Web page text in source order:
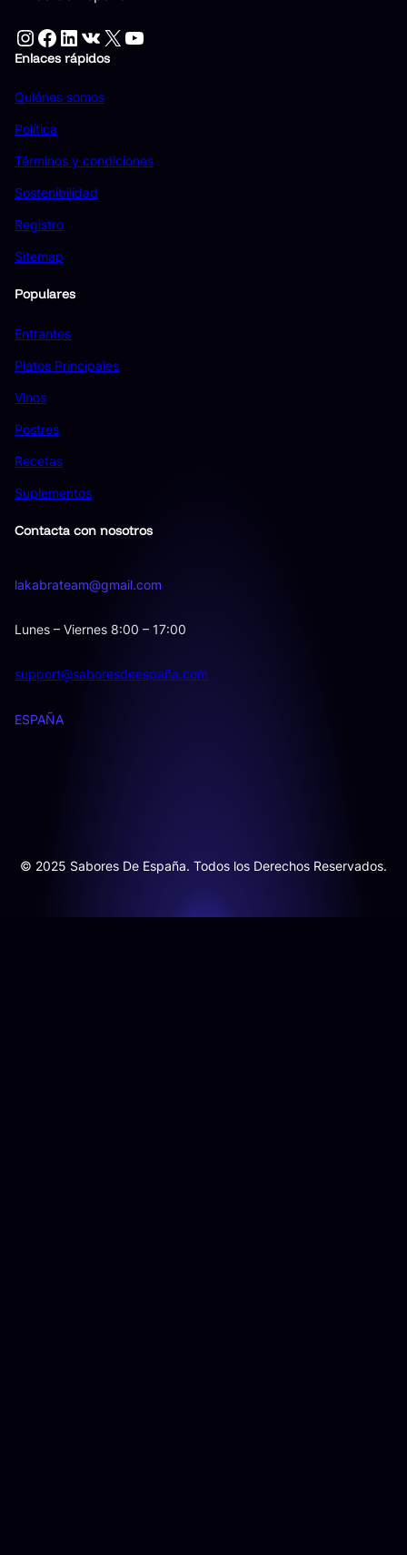
Instagram Facebook LinkedIn VK X YouTube
Enlaces rápidos
Quiénes somos
Política
Términos y condiciones
Sostenibilidad
Registro
Sitemap
Populares
Entrantes
Platos Principales
Vinos
Postres
Recetas
Suplementos
Contacta con nosotros
lakabrateam@gmail.com
Lunes – Viernes 8:00 – 17:00
support@saboresdeespaña.com
ESPAÑA
© 2025 Sabores De España. Todos los Derechos Reservados.